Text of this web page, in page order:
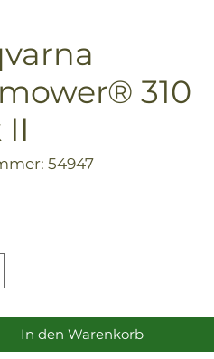
310
II
54947
In den Warenkorb